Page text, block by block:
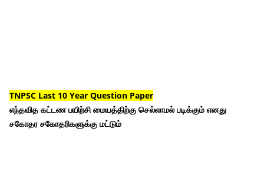
TNPSC Last 10 Year Question Paper
எந்தவித கட்டண பயிற்சி மையத்திற்கு செல்லாமல் படிக்கும் எனது
சகோதர சகோதரிகளுக்கு மட்டும்